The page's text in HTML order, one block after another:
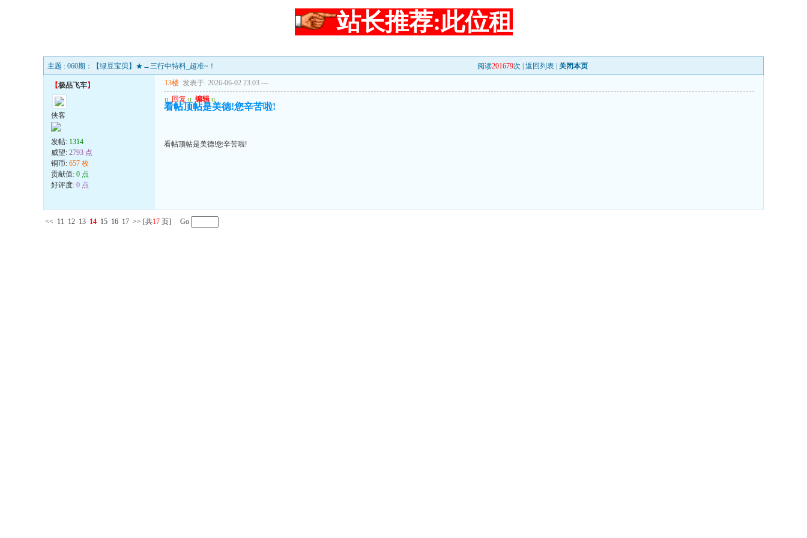
站长推荐:此位租
主题 : 060期：【绿豆宝贝】★→三行中特料_超准~！ 阅读201679次 | 返回列表 关闭本页
【极品飞车】
侠客
发帖: 1314
威望: 2793 点
铜币: 657 枚
贡献值: 0 点
好评度: 0 点
13楼 发表于: 2026-06-02 23:03 ---
u 回复 u 编辑 u
看帖顶帖是美德!您辛苦啦!
看帖顶帖是美德!您辛苦啦!
<< 11 12 13 14 15 16 17 >> [共17 页] Go